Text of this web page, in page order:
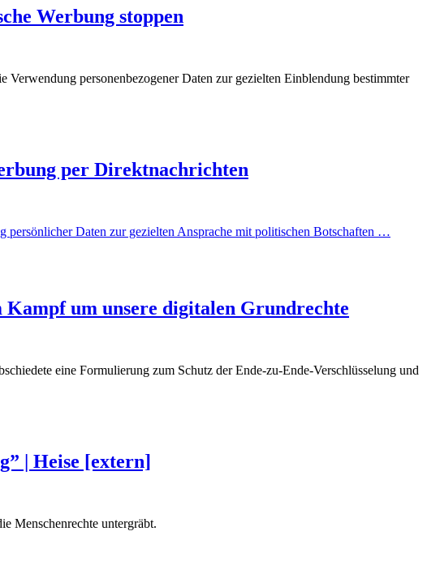
Werbung stoppen
personenbezogener Daten zur gezielten Einblendung bestimmter
per Direktnachrichten
persönlicher Daten zur gezielten Ansprache mit politischen Botschaften …
Kampf um unsere digitalen Grundrechte
eine Formulierung zum Schutz der Ende-zu-Ende-Verschlüsselung und
| Heise [extern]
Menschenrechte untergräbt.